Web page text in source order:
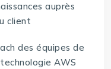
auprès
client
des équipes de
AWS